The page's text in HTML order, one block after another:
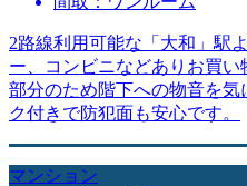
2路線利用可能な「大和」駅
ー、コンビニなどありお買
部分のため階下への物音を
ク付きで防犯面も安心です。
マンション